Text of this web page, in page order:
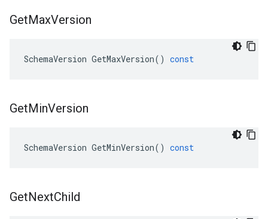
GetMaxVersion
SchemaVersion GetMaxVersion() const
GetMinVersion
SchemaVersion GetMinVersion() const
GetNextChild